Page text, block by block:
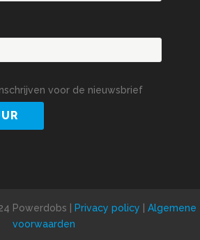
voor de nieuwsbrief
Powerdobs | Privacy policy
Algemene
voorwaarden